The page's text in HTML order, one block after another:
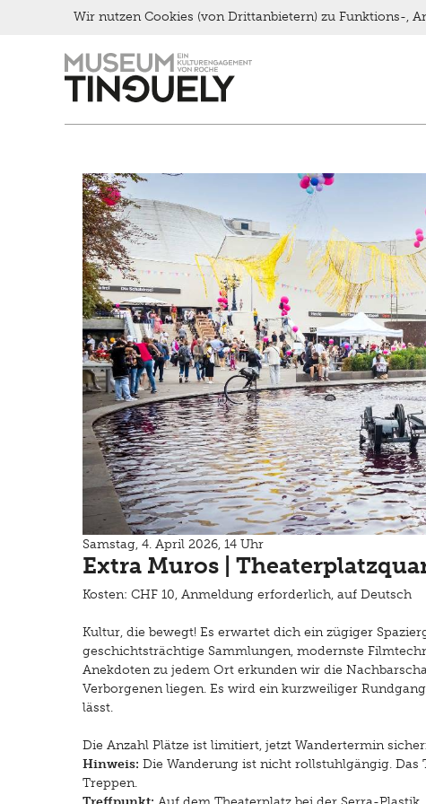
Hauptnavigation
Kontakt
Samstag, 4. April 2026, 14 Uhr
Extra Muros |
Kosten: CHF 10, Anmeldung erforderlich, auf Deutsch
Kultur, die bewegt! Es erwartet dich ein zügiger
geschichtsträchtige Sammlungen, modernste
Anekdoten zu jedem Ort erkunden wir die
Verborgenen liegen. Es wird ein kurzweiliger
lässt.
Die Anzahl Plätze ist limitiert, jetzt Wandertermin
Hinweis: Die Wanderung ist nicht rollstuhlgängig.
Treppen.
Wir nutzen Cookies (von Drittanbietern) zu Funktions-,